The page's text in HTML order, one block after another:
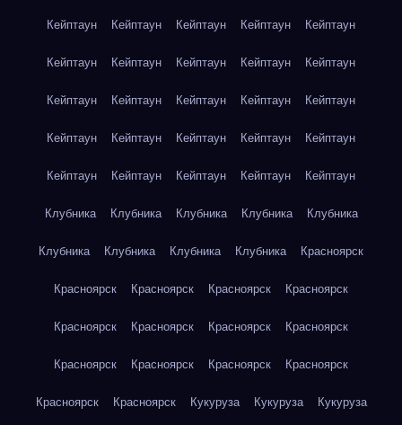
Кейптаун Кейптаун Кейптаун Кейптаун Кейптаун
Кейптаун Кейптаун Кейптаун Кейптаун Кейптаун
Кейптаун Кейптаун Кейптаун Кейптаун Кейптаун
Кейптаун Кейптаун Кейптаун Кейптаун Кейптаун
Кейптаун Кейптаун Кейптаун Кейптаун Кейптаун
Клубника Клубника Клубника Клубника Клубника
Клубника Клубника Клубника Клубника Красноярск
Красноярск Красноярск Красноярск Красноярск
Красноярск Красноярск Красноярск Красноярск
Красноярск Красноярск Красноярск Красноярск
Красноярск Красноярск Кукуруза Кукуруза Кукуруза